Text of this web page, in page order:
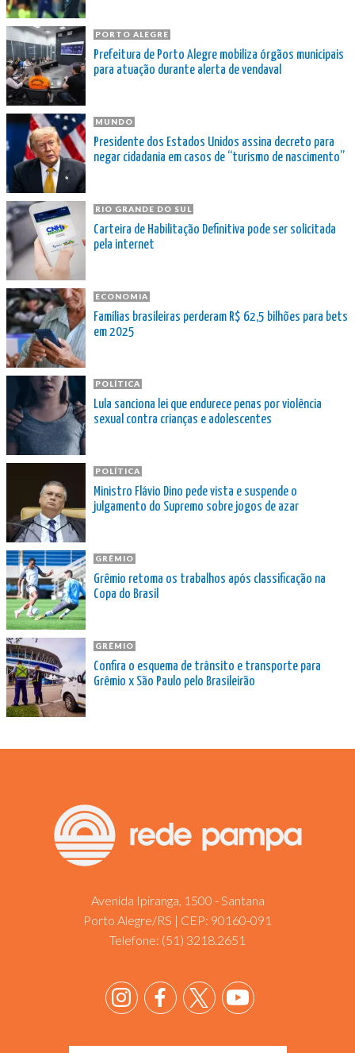
PORTO ALEGRE
Prefeitura de Porto Alegre mobiliza órgãos municipais
para atuação durante alerta de vendaval
MUNDO
Presidente dos Estados Unidos assina decreto para
negar cidadania em casos de “turismo de nascimento”
RIO GRANDE DO SUL
Carteira de Habilitação Definitiva pode ser solicitada
pela internet
ECONOMIA
Famílias brasileiras perderam R$ 62,5 bilhões para bets
em 2025
POLÍTICA
Lula sanciona lei que endurece penas por violência
sexual contra crianças e adolescentes
POLÍTICA
Ministro Flávio Dino pede vista e suspende o
julgamento do Supremo sobre jogos de azar
GRÊMIO
Grêmio retoma os trabalhos após classificação na
Copa do Brasil
GRÊMIO
Confira o esquema de trânsito e transporte para
Grêmio x São Paulo pelo Brasileirão
Avenida Ipiranga, 1500 - Santana
Porto Alegre/RS | CEP: 90160-091
Telefone: (51) 3218.2651